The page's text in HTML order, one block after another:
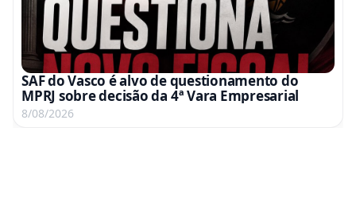
SAF do Vasco é alvo de questionamento do
MPRJ sobre decisão da 4ª Vara Empresarial
8/08/2026